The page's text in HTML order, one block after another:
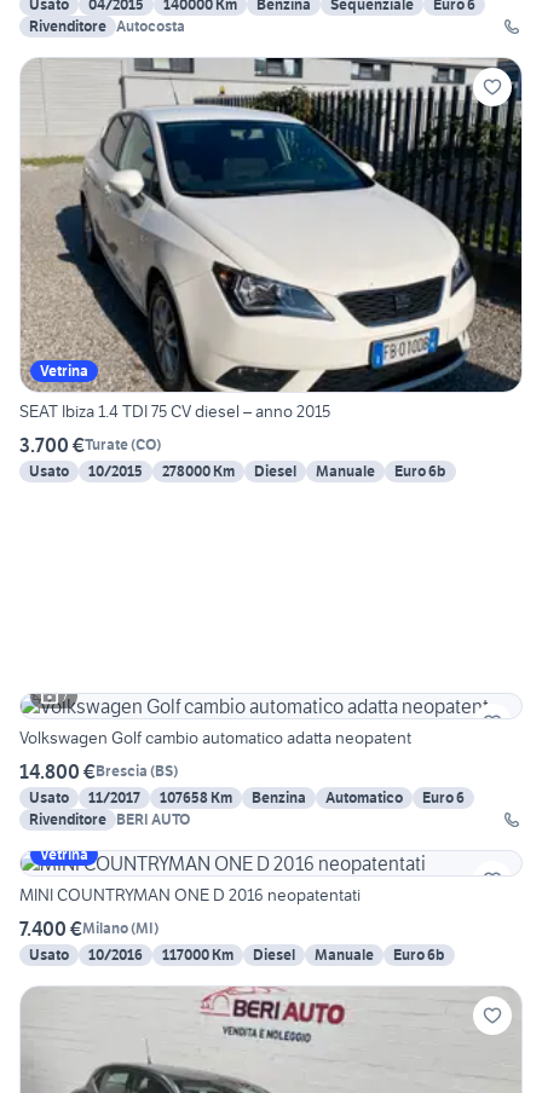
Usato 04/2015 140000 Km Benzina Sequenziale
Euro 6
Rivenditore Autocosta
Vetrina
SEAT Ibiza 1.4 TDI 75 CV diesel – anno 2015
3.700 €Turate(CO)
Usato
10/2015 278000 Km Diesel Manuale Euro 6b
7
Volkswagen Golf cambio automatico adatta neopatent
14.800 €Brescia (BS)
Usato
11/2017 107658 Km Benzina Automatico
Euro 6
Rivenditore BERI AUTO
Vetrina
MINI COUNTRYMAN ONE D 2016 neopatentati
7.400 €Milano(MI)
Usato
10/2016 117000 Km Diesel Manuale Euro 6b